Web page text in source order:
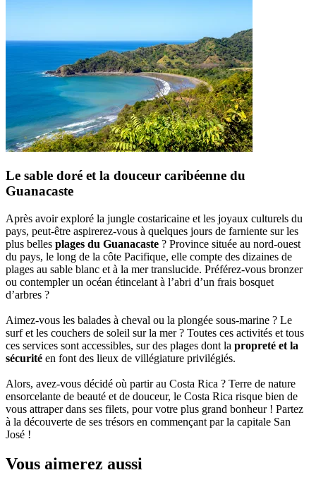
Le sable doré et la douceur caribéenne du
Guanacaste
Après avoir exploré la jungle costaricaine et les joyaux culturels du
pays, peut-être aspirerez-vous à quelques jours de farniente sur les
plus belles plages du Guanacaste ? Province située au nord-ouest
du pays, le long de la côte Pacifique, elle compte des dizaines de
plages au sable blanc et à la mer translucide. Préférez-vous bronzer
ou contempler un océan étincelant à l’abri d’un frais bosquet
d’arbres ?
Aimez-vous les balades à cheval ou la plongée sous-marine ? Le
surf et les couchers de soleil sur la mer ? Toutes ces activités et tous
ces services sont accessibles, sur des plages dont la propreté et la
sécurité en font des lieux de villégiature privilégiés.
Alors, avez-vous décidé où partir au Costa Rica ? Terre de nature
ensorcelante de beauté et de douceur, le Costa Rica risque bien de
vous attraper dans ses filets, pour votre plus grand bonheur ! Partez
à la découverte de ses trésors en commençant par la capitale San
José !
Vous aimerez aussi